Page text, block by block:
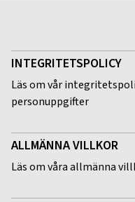
INTEGRITETSPOLICY
Läs om vår
personuppgifter
ALLMÄNNA VILLKOR
Läs om våra allmänna